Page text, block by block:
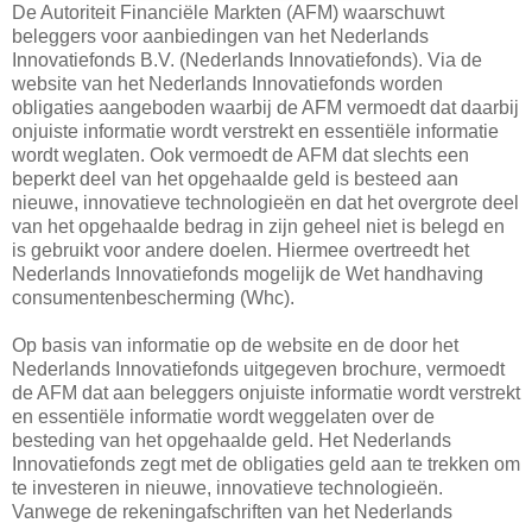
De Autoriteit Financiële Markten (AFM) waarschuwt
beleggers voor aanbiedingen van het Nederlands
Innovatiefonds B.V. (Nederlands Innovatiefonds). Via de
website van het Nederlands Innovatiefonds worden
obligaties aangeboden waarbij de AFM vermoedt dat daarbij
onjuiste informatie wordt verstrekt en essentiële informatie
wordt weglaten. Ook vermoedt de AFM dat slechts een
beperkt deel van het opgehaalde geld is besteed aan
nieuwe, innovatieve technologieën en dat het overgrote deel
van het opgehaalde bedrag in zijn geheel niet is belegd en
is gebruikt voor andere doelen. Hiermee overtreedt het
Nederlands Innovatiefonds mogelijk de Wet handhaving
consumentenbescherming (Whc).
Op basis van informatie op de website en de door het
Nederlands Innovatiefonds uitgegeven brochure, vermoedt
de AFM dat aan beleggers onjuiste informatie wordt verstrekt
en essentiële informatie wordt weggelaten over de
besteding van het opgehaalde geld. Het Nederlands
Innovatiefonds zegt met de obligaties geld aan te trekken om
te investeren in nieuwe, innovatieve technologieën.
Vanwege de rekeningafschriften van het Nederlands